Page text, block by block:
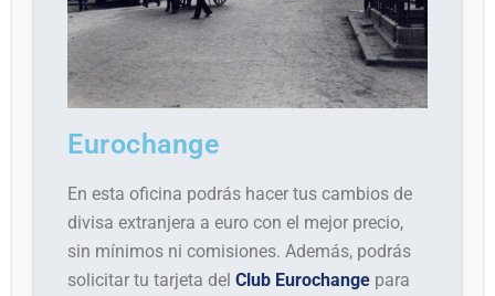
Eurochange
En esta oficina podrás hacer tus cambios de
divisa extranjera a euro con el mejor precio,
sin mínimos ni comisiones. Además, podrás
solicitar tu tarjeta delClub Eurochange para